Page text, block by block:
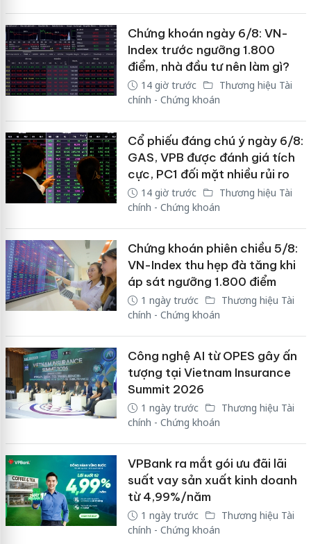
Chứng khoán ngày 6/8: VN-
Index trước ngưỡng 1.800
điểm, nhà đầu tư nên làm gì?
14 giờ trước
Thương hiệu Tài
chính - Chứng khoán
Cổ phiếu đáng chú ý ngày 6/8:
GAS, VPB được đánh giá tích
cực, PC1 đối mặt nhiều rủi ro
14 giờ trước
Thương hiệu Tài
chính - Chứng khoán
Chứng khoán phiên chiều 5/8:
VN-Index thu hẹp đà tăng khi
áp sát ngưỡng 1.800 điểm
1 ngày trước
Thương hiệu Tài
chính - Chứng khoán
Công nghệ AI từ OPES gây ấn
tượng tại Vietnam Insurance
Summit 2026
1 ngày trước
Thương hiệu Tài
chính - Chứng khoán
VPBank ra mắt gói ưu đãi lãi
suất vay sản xuất kinh doanh
từ 4,99%/năm
1 ngày trước
Thương hiệu Tài
chính - Chứng khoán